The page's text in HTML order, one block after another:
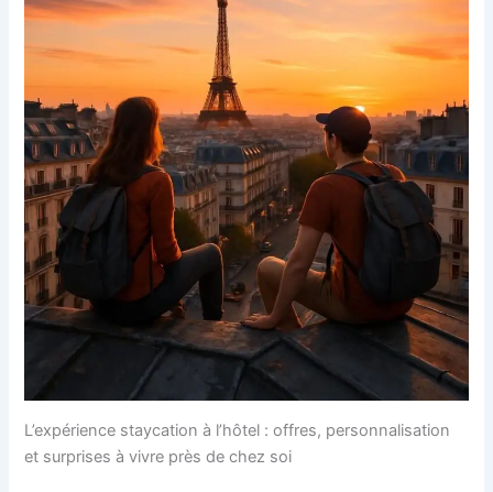
L’expérience staycation à l’hôtel : offres, personnalisation
et surprises à vivre près de chez soi